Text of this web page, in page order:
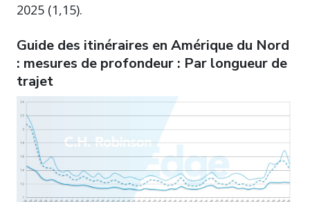
2025 (1,15).
Guide des itinéraires en Amérique du Nord
: mesures de profondeur : Par longueur de
trajet